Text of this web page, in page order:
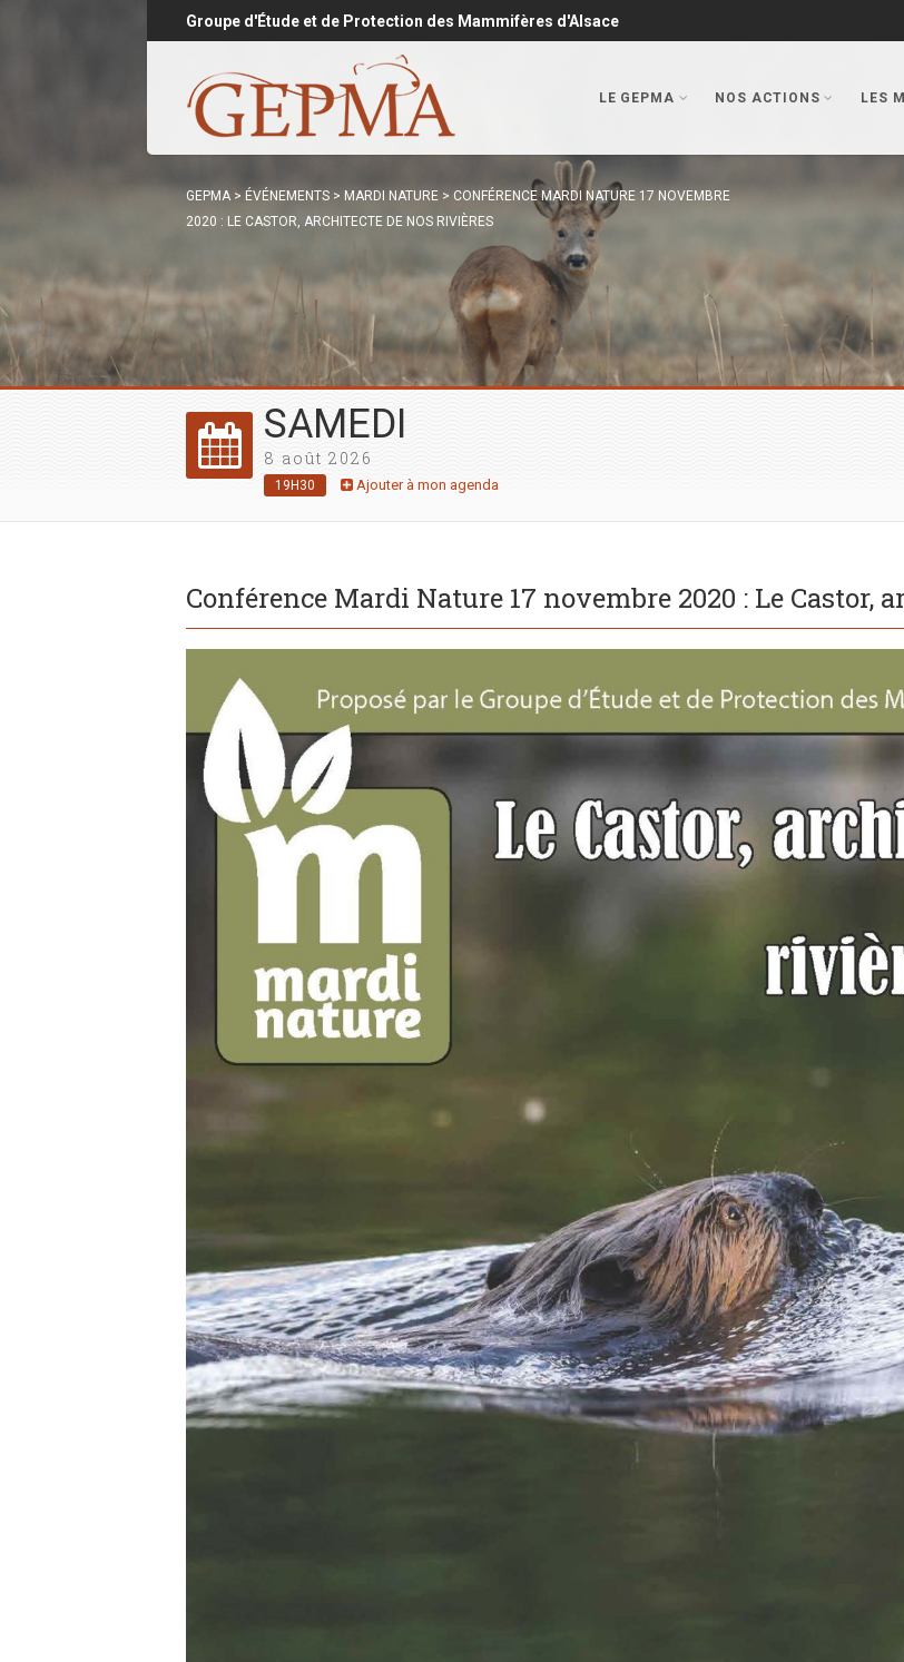
Groupe d'Étude et de Protection des Mammifères d'Alsace
LE GEPMA NOS ACTIONS LES
GEPMA> ÉVÉNEMENTS > MARDI NATURE > CONFÉRENCE MARDI NATURE 17 NOVEMBRE
2020 : LE CASTOR, ARCHITECTE DE NOS RIVIÈRES
SAMEDI
8 août 2026
19H30 Ajouter à mon agenda
Conférence Mardi Nature 17 novembre 2020 : Le Castor,